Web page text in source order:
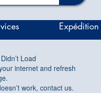
Load
internet and refresh
work, contact us.